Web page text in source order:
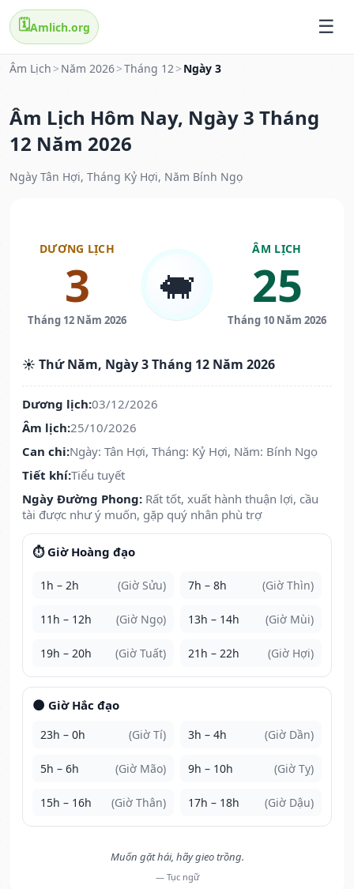
🗓️Amlich.org
Âm Lịch > Năm 2026>Tháng 12> Ngày 3
Âm Lịch Hôm Nay, Ngày 3 Tháng
12 Năm 2026
Ngày Tân Hợi, Tháng Kỷ Hợi, Năm Bính Ngọ
DƯƠNG LỊCH
3
Tháng 12 Năm 2026
🐖
ÂM LỊCH
25
Tháng 10 Năm 2026
☀️ Thứ Năm, Ngày 3 Tháng 12 Năm 2026
Dương lịch:03/12/2026
Âm lịch:25/10/2026
Can chi:Ngày: Tân Hợi, Tháng: Kỷ Hợi, Năm: Bính Ngọ
Tiết khí:Tiểu tuyết
Ngày Đường Phong: Rất tốt, xuất hành thuận lợi, cầu
tài được như ý muốn, gặp quý nhân phù trợ
⏱️ Giờ Hoàng đạo
1h – 2h (Giờ Sửu) 7h – 8h (Giờ Thìn)
11h – 12h (Giờ Ngọ) 13h – 14h (Giờ Mùi)
19h – 20h (Giờ Tuất) 21h – 22h (Giờ Hợi)
🌑 Giờ Hắc đạo
23h – 0h (Giờ Tí) 3h – 4h (Giờ Dần)
5h – 6h (Giờ Mão) 9h – 10h (Giờ Tỵ)
15h – 16h (Giờ Thân) 17h – 18h (Giờ Dậu)
Muốn gặt hái, hãy gieo trồng.
— Tục ngữ